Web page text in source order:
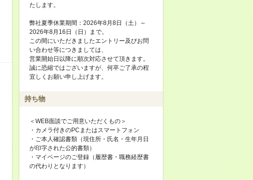
たします。
弊社夏季休業期間：2026年8月8日（土）～
2026年8月16日（日）まで。
この間にいただきましたエントリー及びお問
い合わせ等につきましては、
営業開始日以降に順次対応させて頂きます。
誠に恐縮ではございますが、何卒ご了承の程
宜しくお願い申し上げます。
持ち物
＜WEB面談でご用意いただくもの＞
・カメラ付きのPCまたはスマートフォン
・ご本人確認書類（現住所・氏名・生年月日
が印字された公的書類）
・マイページのご登録（履歴書・職務経歴書
の代わりとなります）